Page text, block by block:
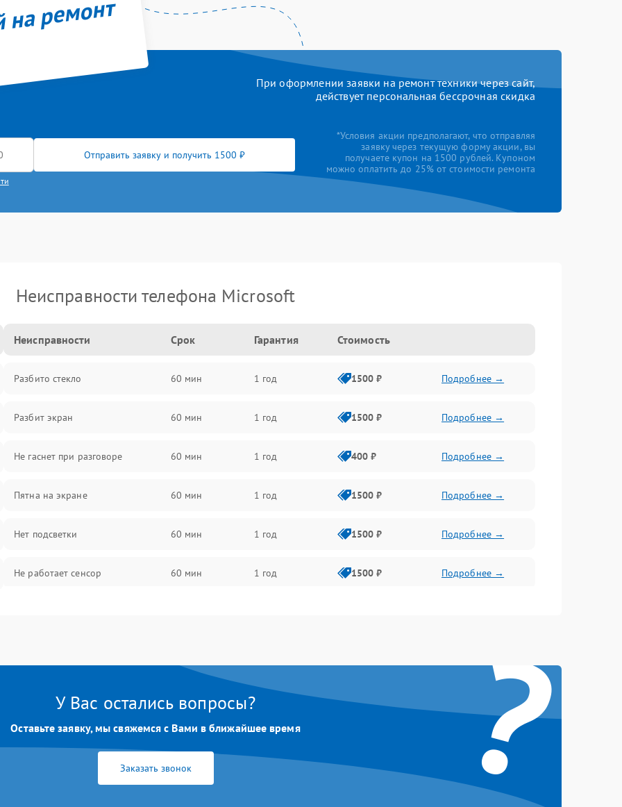
ремонт
При оформлении заявки на ремонт техники через сайт,
действует персональная бессрочная скидка
Отправить заявку и получить 1500 ₽
*Условия акции предполагают, что отправляя
заявку через текущую форму акции, вы
получаете купон на 1500 рублей. Купоном
можно оплатить до 25% от стоимости ремонта
Неисправности телефона Microsoft
Неисправности Срок Гарантия Стоимость
Разбито стекло 60 мин 1 год 1500 ₽ Подробнее →
Разбит экран 60 мин 1 год 1500 ₽ Подробнее →
Не гаснет при разговоре 60 мин 1 год 400 ₽ Подробнее →
Пятна на экране 60 мин 1 год 1500 ₽ Подробнее →
Нет подсветки 60 мин 1 год 1500 ₽ Подробнее →
Не работает сенсор 60 мин 1 год 1500 ₽ Подробнее →
1 год ?
У Вас остались вопросы?
Оставьте заявку, мы свяжемся с Вами в ближайшее время
Заказать звонок